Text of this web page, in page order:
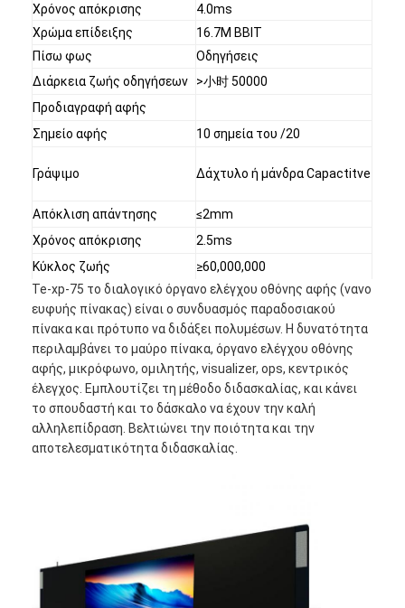
Αρχική Σελίδα
Προϊόντα
Βίντεο
Εμφάνιση VR
Σχετικά με εμάς
Γύρος εργοστασίων
Νέα
Όλες οι περιπτώσεις
Χρόνος απόκρισης
4.0ms
Χρώμα επίδειξης
16.7M BBIT
Πίσω φως
Οδηγήσεις
Διάρκεια ζωής οδηγήσεων
>小时 50000
Προδιαγραφή αφής
Σημείο αφής
10 σημεία του /20
Γράψιμο Δάχτυλο ή μάνδρα Capactitve
Απόκλιση απάντησης
≤2mm
Χρόνος απόκρισης
2.5ms
Κύκλος ζωής
≥60,000,000
Te-xp-75 το διαλογικό όργανο ελέγχου οθόνης αφής (νανο
ευφυής πίνακας) είναι ο συνδυασμός παραδοσιακού
πίνακα και πρότυπο να διδάξει πολυμέσων. Η δυνατότητα
περιλαμβάνει το μαύρο πίνακα, όργανο ελέγχου οθόνης
αφής, μικρόφωνο, ομιλητής, visualizer, ops, κεντρικός
έλεγχος. Εμπλουτίζει τη μέθοδο διδασκαλίας, και κάνει
το σπουδαστή και το δάσκαλο να έχουν την καλή
αλληλεπίδραση. Βελτιώνει την ποιότητα και την
αποτελεσματικότητα διδασκαλίας.